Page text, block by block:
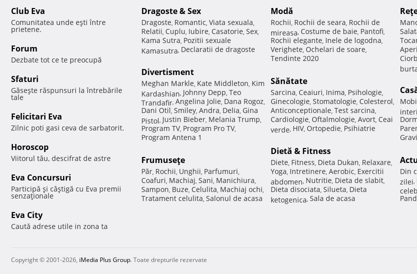
Club Eva
Comunitatea unde eşti între
prietene.
Forum
Dezbate tot ce te preocupă
Sfaturi
Găseşte răspunsuri la întrebările
tale
Felicitari Eva
Zilnic poti gasi ceva de sarbatorit.
Horoscop
Viitorul tău, descifrat de astre
Eva Concursuri
Participă şi câştigă cu Eva premii
senzaţionale
Eva City
Caută adrese utile in zona ta
Dragoste & Sex
Dragoste, Romantic, Viata sexuala,
Relatii, Cuplu, Iubire, Casatorie, Sex,
Kama Sutra, Pozitii sexuale
Kamasutra, Declaratii de dragoste
Divertisment
Meghan Markle, Kate Middleton, Kim
Kardashian, Johnny Depp, Teo
Trandafir, Angelina Jolie, Dana Rogoz,
Dani Otil, Smiley, Andra, Delia, Gina
Pistol, Justin Bieber, Melania Trump,
Program TV, Program Pro TV,
Program Antena 1
Frumuseţe
Păr, Rochii, Unghii, Parfumuri,
Coafuri, Machiaj, Sani, Manichiura,
Sampon, Buze, Celulita, Machiaj ochi,
Tratament celulita, Salonul de acasa
Modă
Rochii, Rochii de seara, Rochii de
mireasa, Costume de baie, Pantofi,
Rochii elegante, Inele de logodna,
Verighete, Ochelari de soare,
Tendinte 2020
Sănătate
Sarcina, Ceaiuri, Inima, Psihologie,
Ginecologie, Stomatologie, Colesterol,
Anticonceptionale, Test sarcina,
Cardiologie, Oftalmologie, Avort, Ceai
verde, HIV, Ortopedie, Psihiatrie
Dietă & Fitness
Diete, Fitness, Dieta Dukan, Relaxare,
Yoga, Intretinere, Aerobic, Exercitii
abdomen, Nutritie, Dieta de slabit,
Dieta disociata, Silueta, Dieta
ketogenica, Sala de acasa
Din
zilei,
Copyright © 2001-2026, iMedia Plus Group. Toate drepturile rezervate